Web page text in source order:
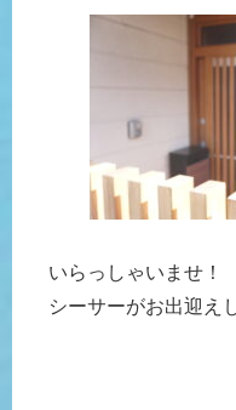
いらっしゃいませ！
シーサーがお出迎え